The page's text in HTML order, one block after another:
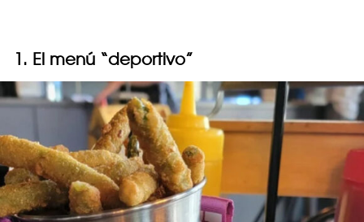
1. El menú “deportivo”